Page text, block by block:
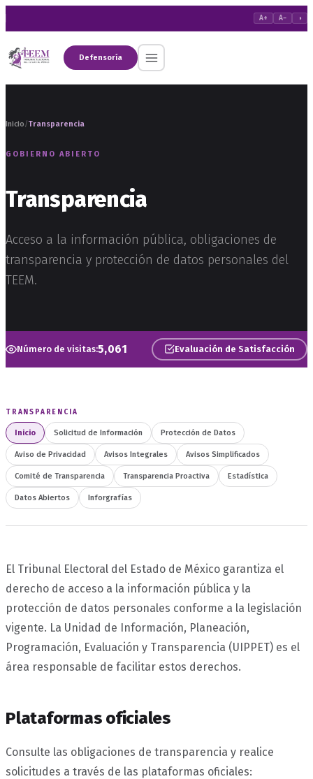
A+ A− ◑
Defensoría
Inicio/Transparencia
GOBIERNO ABIERTO
Transparencia
Acceso a la información pública, obligaciones de
transparencia y protección de datos personales del
TEEM.
Número de visitas:5,061 Evaluación de Satisfacción
TRANSPARENCIA
Inicio Solicitud de Información Protección de Datos
Aviso de Privacidad Avisos Integrales Avisos Simplificados
Comité de Transparencia Transparencia Proactiva Estadística
Datos Abiertos Inforgrafías
El Tribunal Electoral del Estado de México garantiza el
derecho de acceso a la información pública y la
protección de datos personales conforme a la legislación
vigente. La Unidad de Información, Planeación,
Programación, Evaluación y Transparencia (UIPPET) es el
área responsable de facilitar estos derechos.
Plataformas oficiales
Consulte las obligaciones de transparencia y realice
solicitudes a través de las plataformas oficiales: